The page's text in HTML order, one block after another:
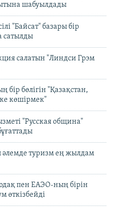
шабуылдады
"Байсат" базары бір
сатылды
салатын "Линдси Грэм
бөлігін "Қазақстан,
көшірмек"
"Русская община"
туризм ең жылдам
пен ЕАЭО-ның бірін
өткізбейді